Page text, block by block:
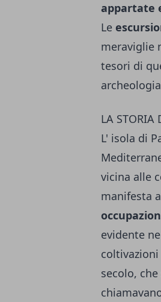
appartate
Le
meraviglie
tesori di
LA STORIA
L' isola di
vicina alle
manifesta
evidente
secolo,